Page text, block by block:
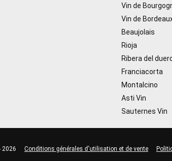
Vin de
Vin de
Beaujolais
Rioja
Ribera del
Franciacorta
Montalcino
Asti Vin
Sauternes Vin
2026 Conditions générales d'utilisation et de vente